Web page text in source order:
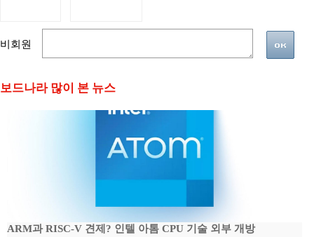
비회원
보드나라 많이 본 뉴스
ARM과 RISC-V 견제? 인텔 아톰 CPU 기술 외부 개방